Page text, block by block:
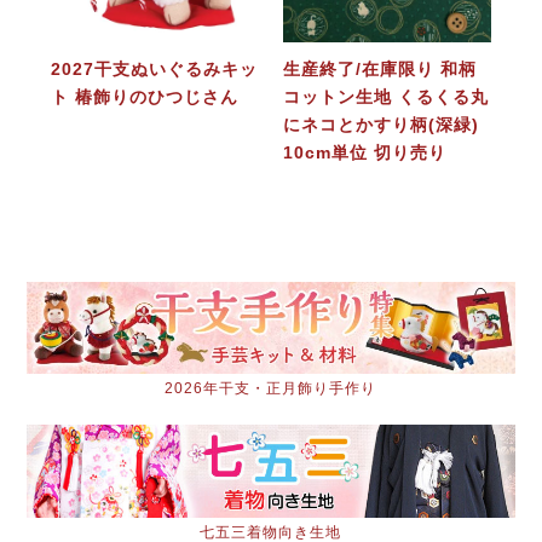
2027干支ぬいぐるみキッ
ト 椿飾りのひつじさん
生産終了/在庫限り 和柄
コットン生地 くるくる丸
にネコとかすり柄(深緑)
10cm単位 切り売り
2026年干支・正月飾り手作り
七五三着物向き生地